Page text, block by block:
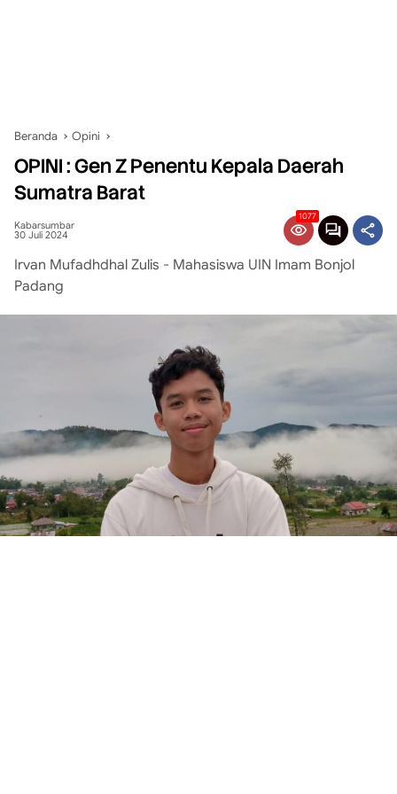
Beranda Opini
OPINI : Gen Z Penentu Kepala Daerah
Sumatra Barat
Kabarsumbar
30 Juli 2024
1077
Irvan Mufadhdhal Zulis - Mahasiswa UIN Imam Bonjol
Padang